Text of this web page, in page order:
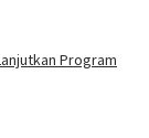
Program